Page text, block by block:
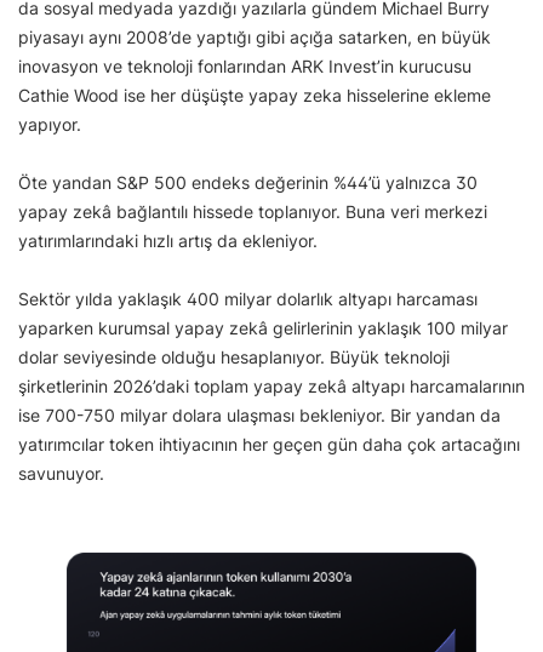
da sosyal medyada yazdığı yazılarla gündem Michael Burry
piyasayı aynı 2008’de yaptığı gibi açığa satarken, en büyük
inovasyon ve teknoloji fonlarından ARK Invest’in kurucusu
Cathie Wood ise her düşüşte yapay zeka hisselerine ekleme
yapıyor.
Öte yandan S&P 500 endeks değerinin %44’ü yalnızca 30
yapay zekâ bağlantılı hissede toplanıyor. Buna veri merkezi
yatırımlarındaki hızlı artış da ekleniyor.
Sektör yılda yaklaşık 400 milyar dolarlık altyapı harcaması
yaparken kurumsal yapay zekâ gelirlerinin yaklaşık 100 milyar
dolar seviyesinde olduğu hesaplanıyor. Büyük teknoloji
şirketlerinin 2026’daki toplam yapay zekâ altyapı harcamalarının
ise 700-750 milyar dolara ulaşması bekleniyor. Bir yandan da
yatırımcılar token ihtiyacının her geçen gün daha çok artacağını
savunuyor.